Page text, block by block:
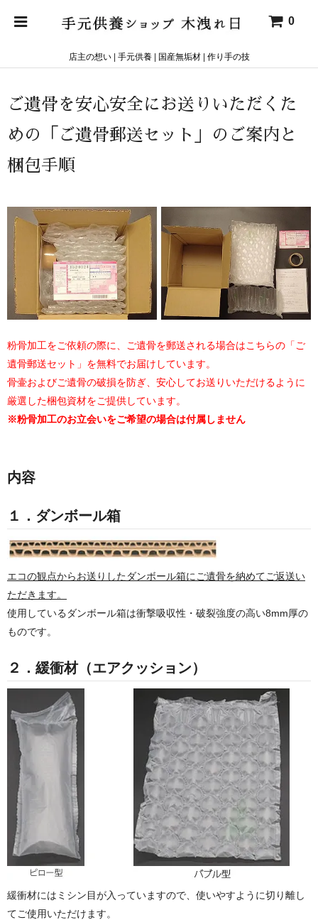
0
店主の想い| 手元供養| 国産無垢材| 作り手の技
ご遺骨を安心安全にお送りいただくた
めの「ご遺骨郵送セット」のご案内と
梱包手順
粉骨加工をご依頼の際に、ご遺骨を郵送される場合はこちらの「ご
遺骨郵送セット」を無料でお届けしています。
骨壷およびご遺骨の破損を防ぎ、安心してお送りいただけるように
厳選した梱包資材をご提供しています。
※粉骨加工のお立会いをご希望の場合は付属しません
内容
１．ダンボール箱
エコの観点からお送りしたダンボール箱にご遺骨を納めてご返送い
ただきます。
使用しているダンボール箱は衝撃吸収性・破裂強度の高い8mm厚の
ものです。
２．緩衝材（エアクッション）
緩衝材にはミシン目が入っていますので、使いやすように切り離し
てご使用いただけます。